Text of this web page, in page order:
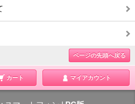
ページの先頭へ戻る
カート マイアカウント